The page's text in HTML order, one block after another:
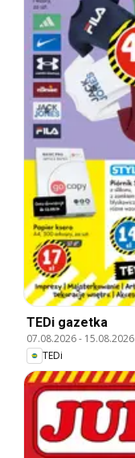
TEDi gazetka
07.08.2026- 15.08.2026
TEDi